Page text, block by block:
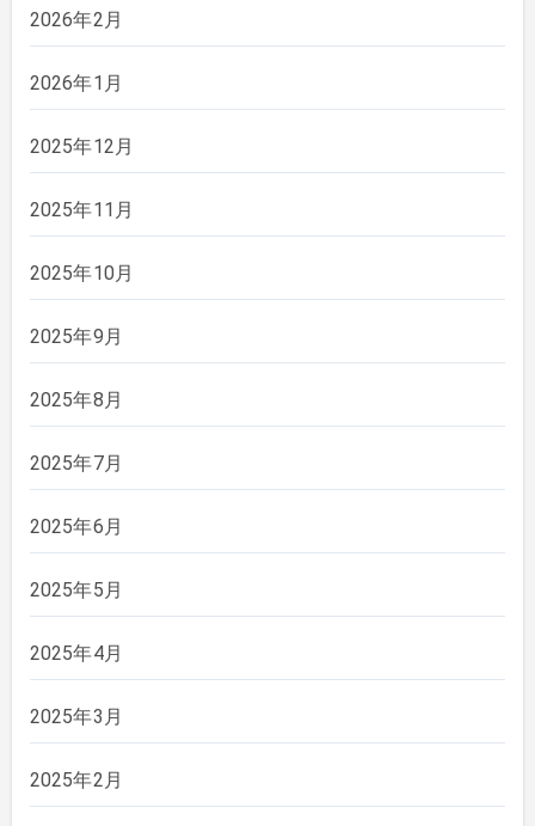
2026年2月
2026年1月
2025年12月
2025年11月
2025年10月
2025年9月
2025年8月
2025年7月
2025年6月
2025年5月
2025年4月
2025年3月
2025年2月